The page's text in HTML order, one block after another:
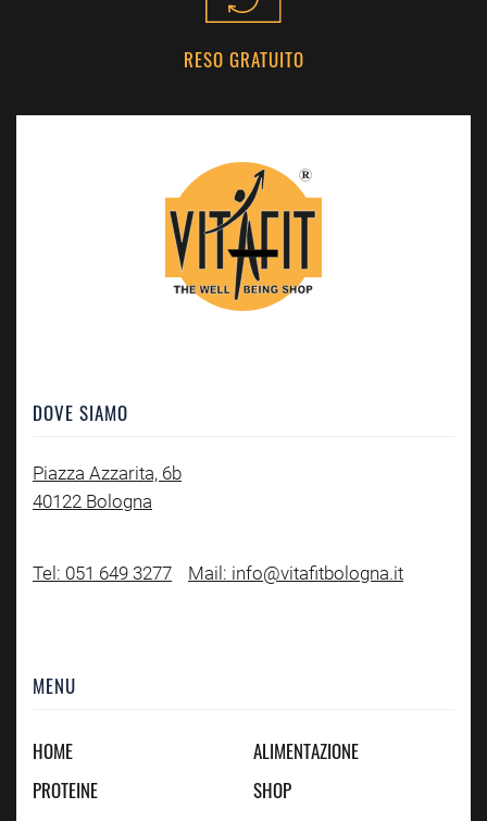
RESO GRATUITO
DOVE SIAMO
Piazza Azzarita, 6b
40122 Bologna
Tel: 051 649 3277 Mail: info@vitafitbologna.it
MENU
HOME
PROTEINE
ALIMENTAZIONE
SHOP